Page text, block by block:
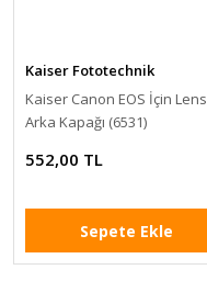
Kaiser Fototechnik
Kaiser Canon EOS İçin Lens
Arka Kapağı (6531)
552,00 TL
Sepete Ekle